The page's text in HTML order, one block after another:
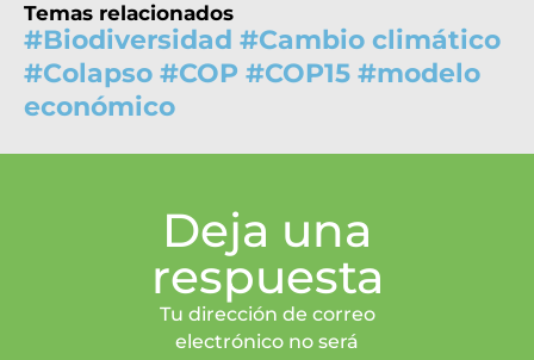
Temas relacionados
#Biodiversidad #Cambio climático
#Colapso #COP #COP15 #modelo
económico
Deja una
respuesta
Tu dirección de correo
electrónico no será